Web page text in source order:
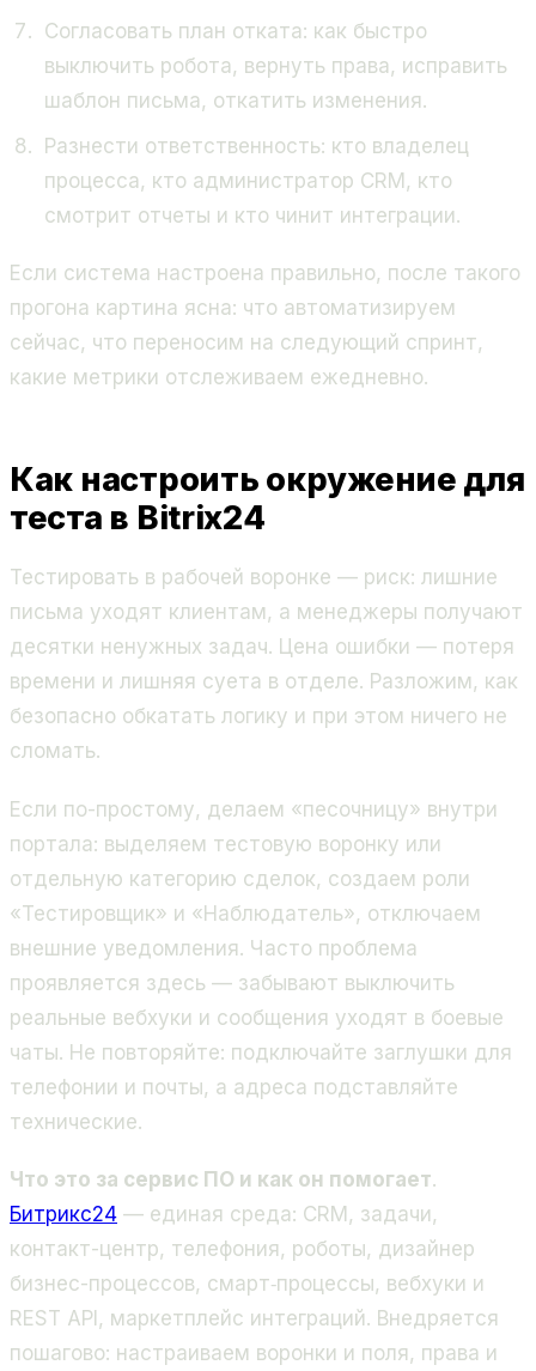
Согласовать план отката: как быстро
выключить робота, вернуть права, исправить
шаблон письма, откатить изменения.
Разнести ответственность: кто владелец
процесса, кто администратор CRM, кто
смотрит отчеты и кто чинит интеграции.
Если система настроена правильно, после такого
прогона картина ясна: что автоматизируем
сейчас, что переносим на следующий спринт,
какие метрики отслеживаем ежедневно.
Как настроить окружение для
теста в Bitrix24
Тестировать в рабочей воронке — риск: лишние
письма уходят клиентам, а менеджеры получают
десятки ненужных задач. Цена ошибки — потеря
времени и лишняя суета в отделе. Разложим, как
безопасно обкатать логику и при этом ничего не
сломать.
Если по-простому, делаем «песочницу» внутри
портала: выделяем тестовую воронку или
отдельную категорию сделок, создаем роли
«Тестировщик» и «Наблюдатель», отключаем
внешние уведомления. Часто проблема
проявляется здесь — забывают выключить
реальные вебхуки и сообщения уходят в боевые
чаты. Не повторяйте: подключайте заглушки для
телефонии и почты, а адреса подставляйте
технические.
Что это за сервис ПО и как он помогает.
Битрикс24 — единая среда: CRM, задачи,
контакт-центр, телефония, роботы, дизайнер
бизнес-процессов, смарт‑процессы, вебхуки и
REST API, маркетплейс интеграций. Внедряется
пошагово: настраиваем воронки и поля, права и